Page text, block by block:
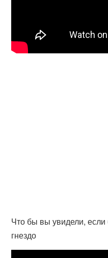
Что бы вы увидели,
гнездо